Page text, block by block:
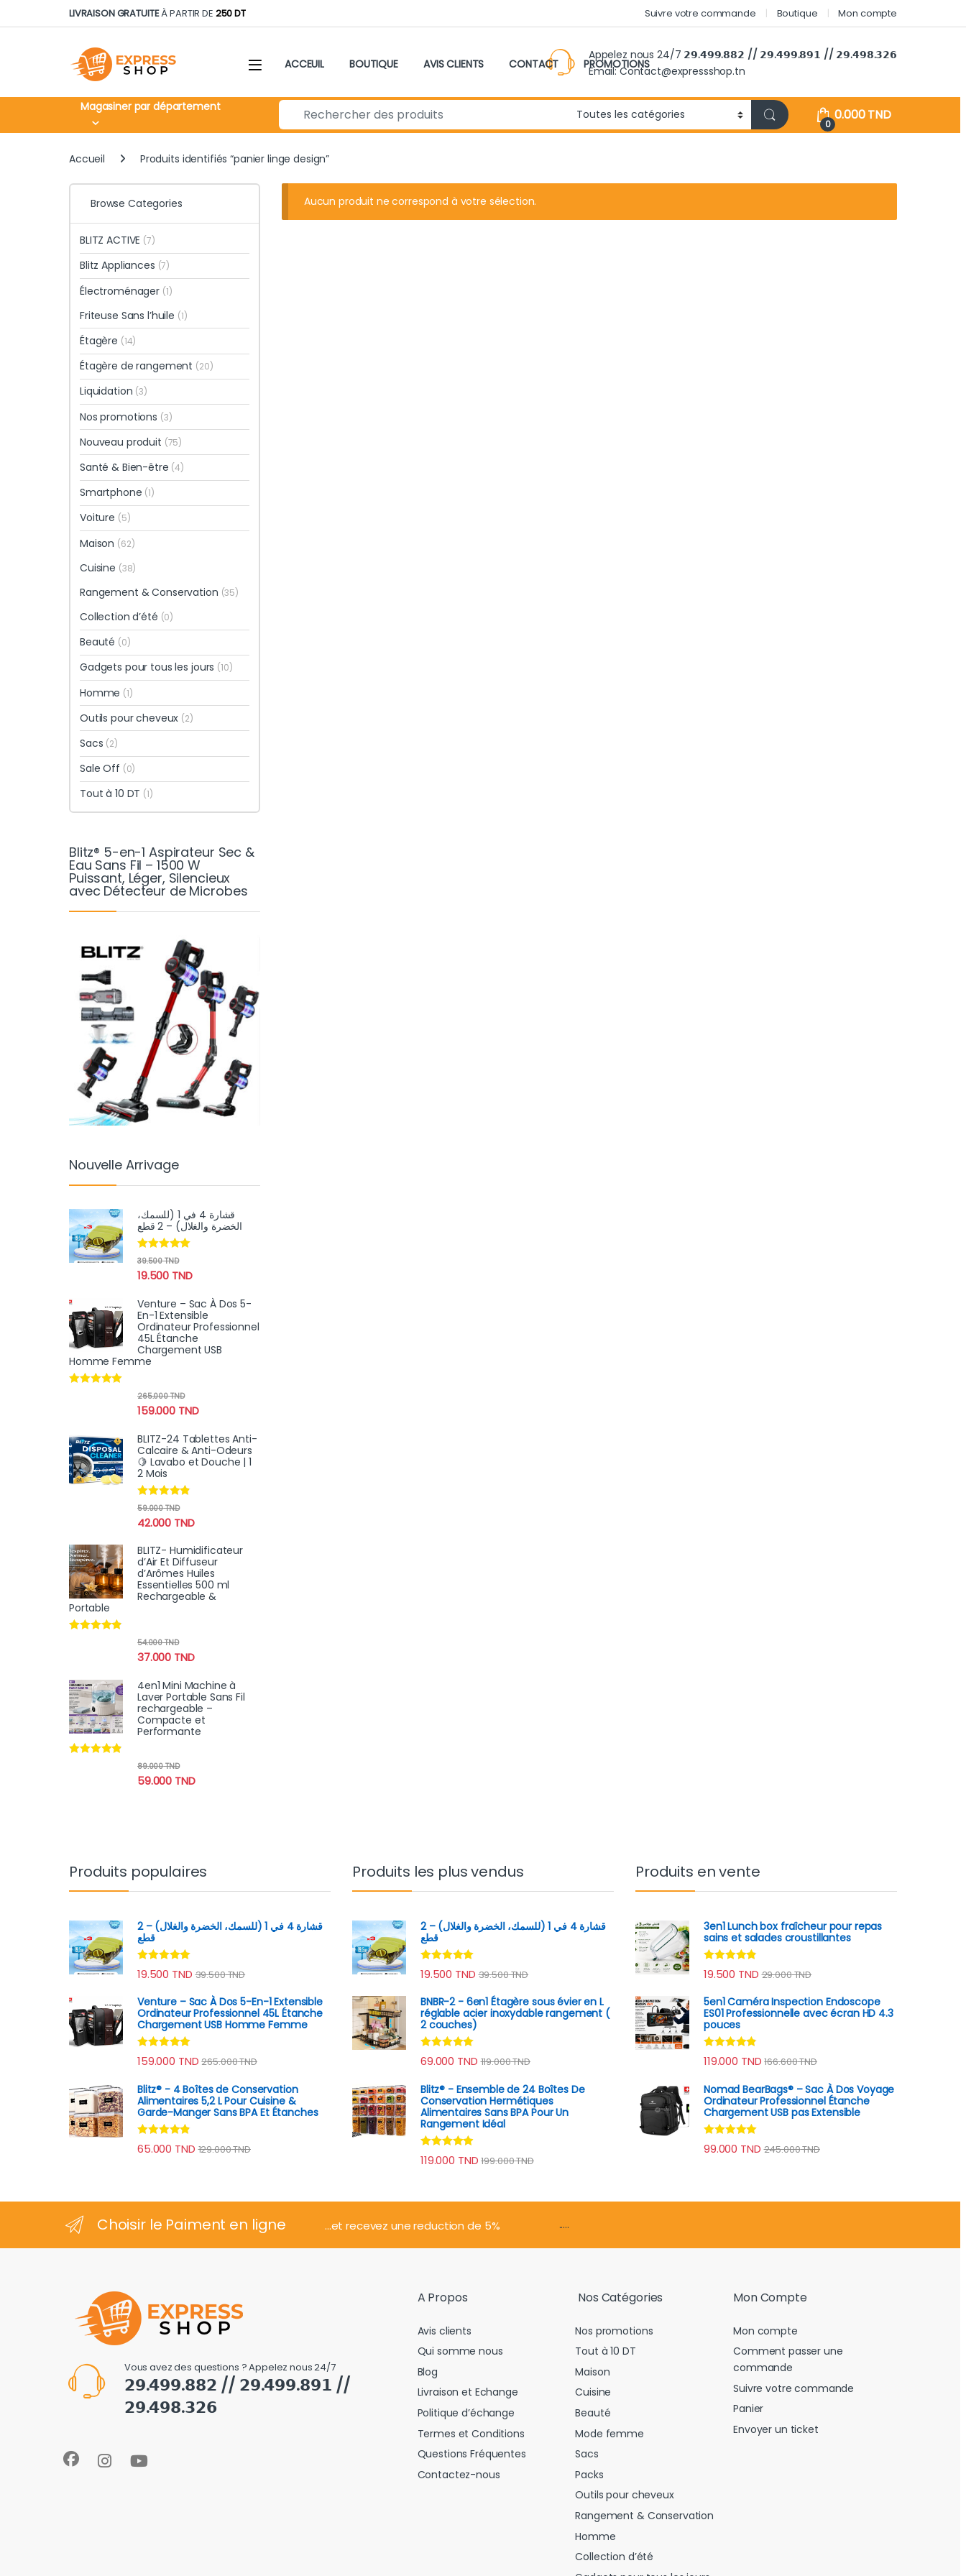
Skip to navigation
Skip to contentLIVRAISON GRATUITEÀ PARTIR DE 250 DT Suivre votre commande Boutique Mon compte
ACCEUIL BOUTIQUE AVIS CLIENTS CONTACT PROMOTIONS
Appelez nous 24/7 𝟮𝟵.𝟰𝟵𝟵.𝟴𝟴𝟮 // 𝟮𝟵.𝟰𝟵𝟵.𝟴𝟵𝟭 // 𝟮𝟵.𝟰𝟵𝟴.𝟯𝟮𝟲
Email: Contact@expressshop.tn
Magasiner par département Search for:
0
0.000TND
Accueil Produits identifiés “panier linge design”
Aucun produit ne correspond à votre sélection.
Browse Categories
BLITZ ACTIVE (7)
Blitz Appliances (7)
Électroménager (1)
Friteuse Sans l’huile (1)
Étagère (14)
Étagère de rangement (20)
Liquidation (3)
Nos promotions (3)
Nouveau produit (75)
Santé & Bien-être (4)
Smartphone (1)
Voiture (5)
Maison (62)
Cuisine (38)
Rangement & Conservation (35)
Collection d’été (0)
Beauté (0)
Gadgets pour tous les jours (10)
Homme (1)
Outils pour cheveux (2)
Sacs (2)
Sale Off (0)
Tout à 10 DT (1)
Blitz® 5-en-1 Aspirateur Sec &
Eau Sans Fil – 1500 W
Puissant, Léger, Silencieux
avec Détecteur de Microbes
Nouvelle Arrivage
قشارة 4 في 1 (للسمك،
الخضرة والغلال) – 2 قطع
Note4.89
19.500 TND
39.500TND
Venture – Sac À Dos 5-
En-1 Extensible
Ordinateur Professionnel
45L Étanche
Chargement USB
Homme Femme
159.000 TND
265.000TND
BLITZ-24 Tablettes Anti-
Calcaire & Anti-Odeurs
🍋 Lavabo et Douche | 1
2 Mois
Note4.70
42.000 TND
59.000TND
BLITZ- Humidificateur
d’Air Et Diffuseur
d’Arômes Huiles
Essentielles 500 ml
Rechargeable &
Portable
37.000 TND
54.000TND
4en1 Mini Machine à
Laver Portable Sans Fil
rechargeable –
Compacte et
Performante
59.000 TND
89.000TND
Produits populaires
قشارة 4 في 1 (للسمك، الخضرة والغلال) – 2
قطع
Note4.89
sur 5
19.500 TND 39.500TND
Venture – Sac À Dos 5-En-1 Extensible
Ordinateur Professionnel 45L Étanche
Chargement USB Homme Femme
Note4.80
sur 5
159.000 TND 265.000TND
Blitz® - 4 Boîtes de Conservation
Alimentaires 5,2 L Pour Cuisine &
Garde-Manger Sans BPA Et Étanches
Note4.70
sur 5
65.000 TND 129.000TND
Produits les plus vendus
قشارة 4 في 1 (للسمك، الخضرة والغلال) – 2
قطع
Note4.89
sur 5
19.500 TND 39.500TND
BNBR-2 - 6en1 Étagère sous évier en L
réglable acier inoxydable rangement (
2 couches)
Note4.79
sur 5
69.000 TND 119.000TND
Blitz® - Ensemble de 24 Boîtes De
Conservation Hermétiques
Alimentaires Sans BPA Pour Un
Rangement Idéal
Note4.74
sur 5
119.000 TND 199.000TND
Produits en vente
3en1 Lunch box fraîcheur pour repas
sains et salades croustillantes
Note4.70
sur 5
19.500 TND 29.000TND
5en1 Caméra Inspection Endoscope
ES01 Professionnelle avec écran HD 4.3
pouces
Note4.67
sur 5
119.000 TND 166.600TND
Nomad BearBags® – Sac À Dos Voyage
Ordinateur Professionnel Étanche
Chargement USB pas Extensible
Note4.80
sur 5
99.000 TND 245.000TND
Choisir le Paiment en ligne ...et recevez une reduction de 5% .....
Vous avez des questions ? Appelez nous 24/7
𝟮𝟵.𝟰𝟵𝟵.𝟴𝟴𝟮 // 𝟮𝟵.𝟰𝟵𝟵.𝟴𝟵𝟭 //
𝟮𝟵.𝟰𝟵𝟴.𝟯𝟮𝟲
A Propos
Avis clients
Qui somme nous
Blog
Livraison et Echange
Politique d’échange
Termes et Conditions
Questions Fréquentes
Contactez-nous
Nos Catégories
Nos promotions
Tout à 10 DT
Maison
Cuisine
Beauté
Mode femme
Sacs
Packs
Outils pour cheveux
Rangement & Conservation
Homme
Collection d’été
Mon Compte
Mon compte
Comment passer une
commande
Suivre votre commande
Panier
Envoyer un ticket